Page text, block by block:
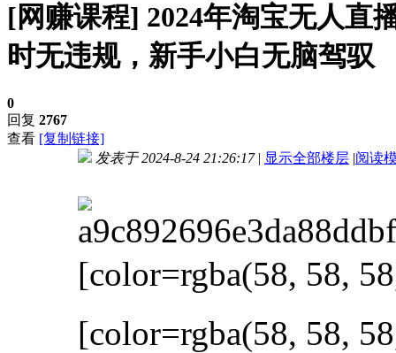
[网赚课程] 2024年淘宝无人直
时无违规，新手小白无脑驾驭
0
回复 2767
查看 [复制链接]
发表于 2024-8-24 21:26:17 | 显示全部楼层 |阅读
[color=rgba(58, 58,
[color=rgba(58, 58,